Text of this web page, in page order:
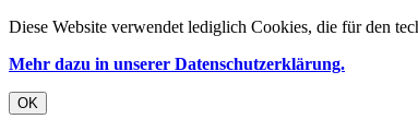
Diese Website verwendet lediglich Cookies, die für den
Mehr dazu in unserer Datenschutzerklärung.
OK